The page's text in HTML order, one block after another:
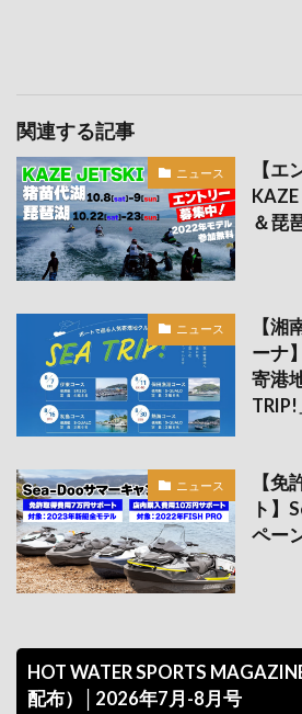
関連する記事
ニュース
【エ
＆琵
ニュース
【湘
ーナ
寄港
ニュース
【免
ト】
ペー
HOT WATER SPORTS
配布）│2026年7月-8月号